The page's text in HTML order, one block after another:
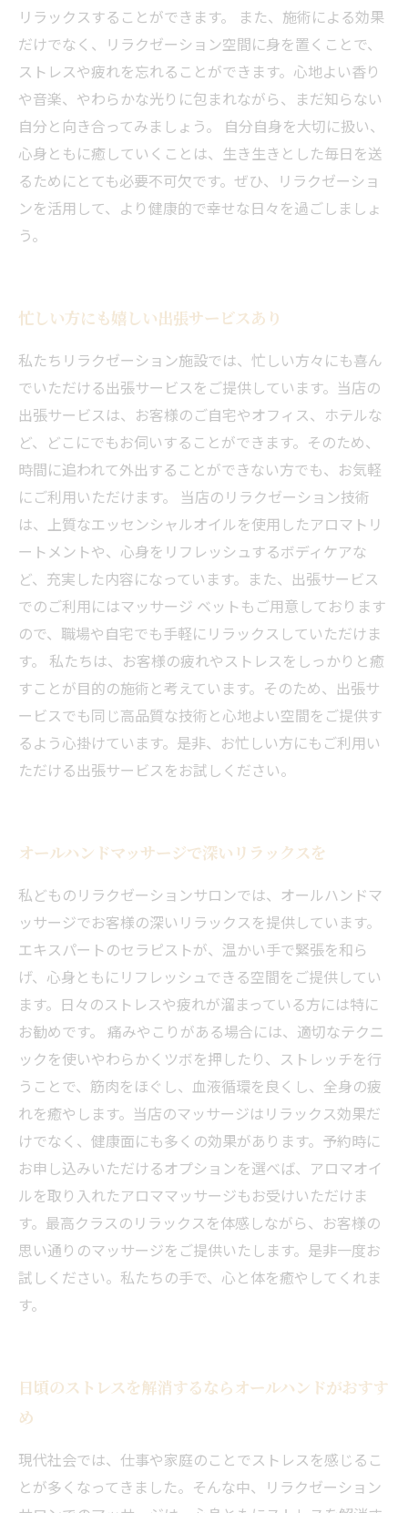
リラックスすることができます。 また、施術による効果
だけでなく、リラクゼーション空間に身を置くことで、
ストレスや疲れを忘れることができます。心地よい香り
や音楽、やわらかな光りに包まれながら、まだ知らない
自分と向き合ってみましょう。 自分自身を大切に扱い、
心身ともに癒していくことは、生き生きとした毎日を送
るためにとても必要不可欠です。ぜひ、リラクゼーショ
ンを活用して、より健康的で幸せな日々を過ごしましょ
う。
忙しい方にも嬉しい出張サービスあり
私たちリラクゼーション施設では、忙しい方々にも喜ん
でいただける出張サービスをご提供しています。当店の
出張サービスは、お客様のご自宅やオフィス、ホテルな
ど、どこにでもお伺いすることができます。そのため、
時間に追われて外出することができない方でも、お気軽
にご利用いただけます。 当店のリラクゼーション技術
は、上質なエッセンシャルオイルを使用したアロマトリ
ートメントや、心身をリフレッシュするボディケアな
ど、充実した内容になっています。また、出張サービス
でのご利用にはマッサージ ベットもご用意しております
ので、職場や自宅でも手軽にリラックスしていただけま
す。 私たちは、お客様の疲れやストレスをしっかりと癒
すことが目的の施術と考えています。そのため、出張サ
ービスでも同じ高品質な技術と心地よい空間をご提供す
るよう心掛けています。是非、お忙しい方にもご利用い
ただける出張サービスをお試しください。
オールハンドマッサージで深いリラックスを
私どものリラクゼーションサロンでは、オールハンドマ
ッサージでお客様の深いリラックスを提供しています。
エキスパートのセラピストが、温かい手で緊張を和ら
げ、心身ともにリフレッシュできる空間をご提供してい
ます。日々のストレスや疲れが溜まっている方には特に
お勧めです。 痛みやこりがある場合には、適切なテクニ
ックを使いやわらかくツボを押したり、ストレッチを行
うことで、筋肉をほぐし、血液循環を良くし、全身の疲
れを癒やします。当店のマッサージはリラックス効果だ
けでなく、健康面にも多くの効果があります。予約時に
お申し込みいただけるオプションを選べば、アロマオイ
ルを取り入れたアロママッサージもお受けいただけま
す。最高クラスのリラックスを体感しながら、お客様の
思い通りのマッサージをご提供いたします。是非一度お
試しください。私たちの手で、心と体を癒やしてくれま
す。
日頃のストレスを解消するならオールハンドがおすす
め
現代社会では、仕事や家庭のことでストレスを感じるこ
とが多くなってきました。そんな中、リラクゼーション
当サロンの公式LINE@にお友達登録頂いたお客様は
初回 500円OFFさせて頂きます。 既に 追加済の